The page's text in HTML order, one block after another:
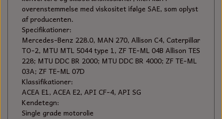
overenstemmelse med viskositet ifølge SAE, som oplyst
af producenten.
Specifikationer:
Mercedes-Benz 228.0, MAN 270, Allison C4, Caterpillar
TO-2, MTU MTL 5044 type 1, ZF TE-ML 04B Allison TES
228; MTU DDC BR 2000; MTU DDC BR 4000; ZF TE-ML
03A; ZF TE-ML 07D
Klassifikationer:
ACEA E1, ACEA E2, API CF-4, API SG
Kendetegn:
Single grade motorolie